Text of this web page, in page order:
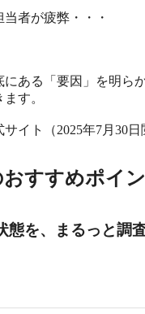
者が疲弊・・・
ある「要因」を明ら
す。
イト（2025年7月30日
おすすめポイ
態を、まるっと調